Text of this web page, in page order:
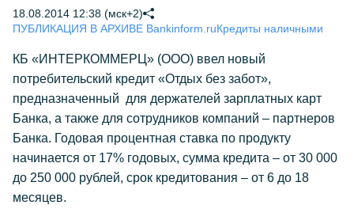
18.08.2014 12:38 (мск+2)
ПУБЛИКАЦИЯ В АРХИВЕ Bankinform.ruКредиты наличными
КБ «ИНТЕРКОММЕРЦ» (ООО) ввел новый
потребительский кредит «Отдых без забот»,
предназначенный для держателей зарплатных карт
Банка, а также для сотрудников компаний – партнеров
Банка. Годовая процентная ставка по продукту
начинается от 17% годовых, сумма кредита – от 30 000
до 250 000 рублей, срок кредитования – от 6 до 18
месяцев.